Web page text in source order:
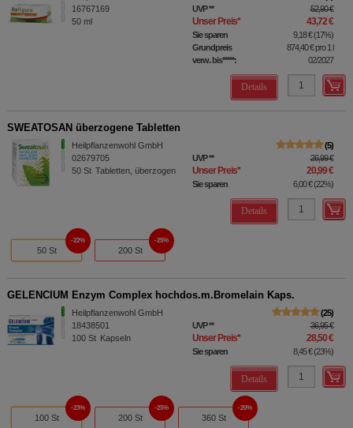
16767169
50 ml
UVP** 52,90 €
Unser Preis* 43,72 €
Sie sparen 9,18 €(17%)
Grundpreis
874,40 €pro 1 l
verw. bis*****:
02/2027
Details
SWEATOSAN überzogene Tabletten
Heilpflanzenwohl GmbH
02679705
50 St Tabletten, überzogen
5
UVP** 26,99 €
Unser Preis* 20,99 €
Sie sparen 6,00 €(22%)
Details
50 St
22%
200 St
25%
GELENCIUM Enzym Complex hochdos.m.Bromelain Kaps.
Heilpflanzenwohl GmbH
18438501
100 St Kapseln
25
UVP** 36,95 €
Unser Preis* 28,50 €
Sie sparen 8,45 €(23%)
Details
100 St
23%
200 St
25%
360 St
20%